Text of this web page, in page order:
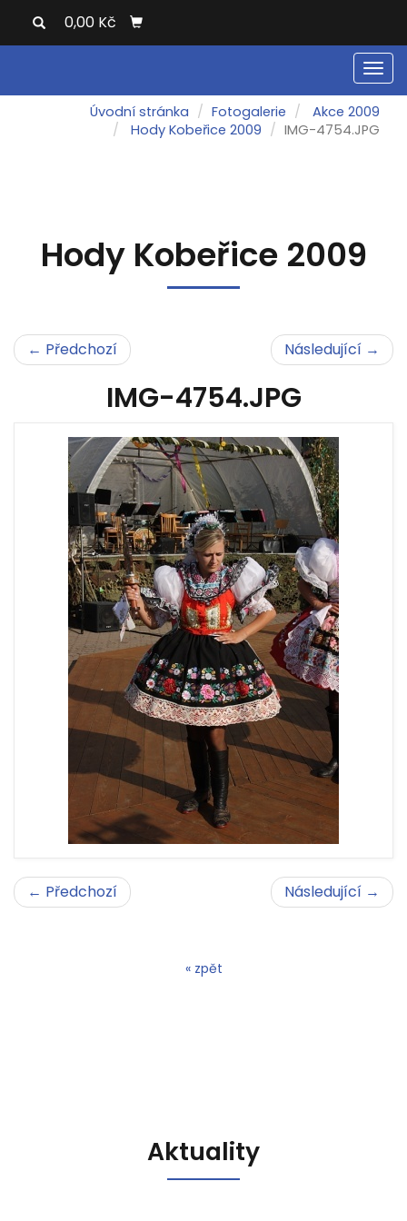
0,00 Kč
Úvodní stránka Fotogalerie
Akce 2009
Hody Kobeřice 2009
IMG-4754.JPG
Hody Kobeřice 2009
← Předchozí Následující →
IMG-4754.JPG
← Předchozí Následující →
« zpět
Aktuality